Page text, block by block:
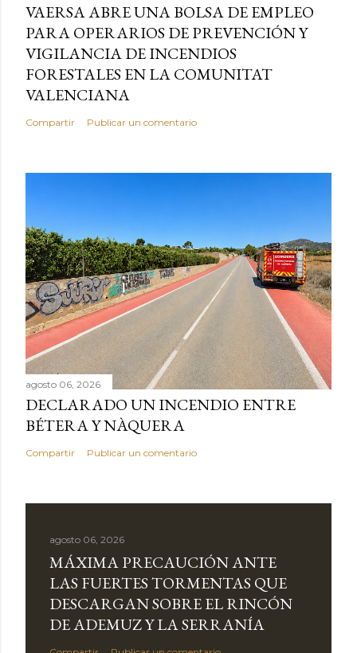
VAERSA ABRE UNA BOLSA DE EMPLEO
PARA OPERARIOS DE PREVENCIÓN Y
VIGILANCIA DE INCENDIOS
FORESTALES EN LA COMUNITAT
VALENCIANA
Compartir Publicar un comentario
agosto 06, 2026
DECLARADO UN INCENDIO ENTRE
BÉTERA Y NÀQUERA
Compartir Publicar un comentario
agosto 06, 2026
MÁXIMA PRECAUCIÓN ANTE
LAS FUERTES TORMENTAS QUE
DESCARGAN SOBRE EL RINCÓN
DE ADEMUZ Y LA SERRANÍA